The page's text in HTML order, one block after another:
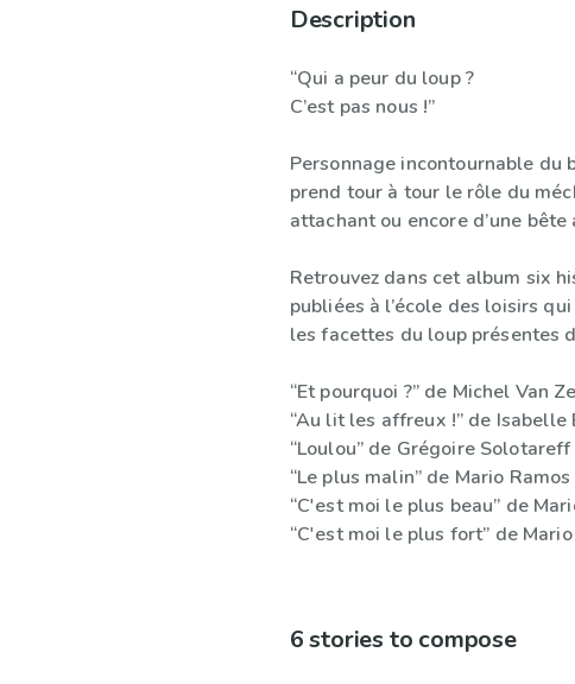
Description
“Qui a peur du loup ?
C’est pas nous !”
Personnage incontournable du
prend tour à tour le rôle du
attachant ou encore d’une bête
Retrouvez dans cet album six
publiées à l’école des loisirs
les facettes du loup présentes
“Et pourquoi ?” de Michel Van
“Au lit les affreux !” de Isabelle
“Loulou” de Grégoire Solotareff
“Le plus malin” de Mario Ramos
“C'est moi le plus beau” de
“C'est moi le plus fort” de
6 stories to compose